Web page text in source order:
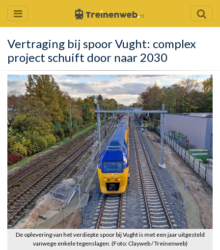
Vertraging bij spoor Vught: complex
project schuift door naar 2030
De oplevering van het verdiepte spoor bij Vught is met een jaar uitgesteld
vanwege enkele tegenslagen. (Foto: Clayweb / Treinenweb)